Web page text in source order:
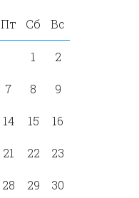
Пт Сб Вс
1 2
7 8 9
14 15 16
21 22 23
28 29 30